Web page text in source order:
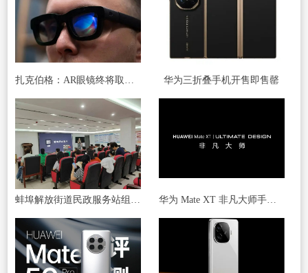
华为三折叠手机开售即售罄
华为 Mate XT 非凡大师手机官宣，预计为首款三折叠屏手机